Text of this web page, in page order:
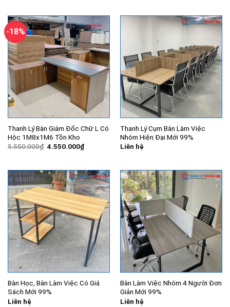
-18%
Thanh Lý Bàn Giám Đốc Chữ L Có
Hộc 1M8x1M6 Tồn Kho
5.550.000₫ Giá
4.550.000₫Giá
hiện
4.550.000₫.
Thanh Lý Cụm Bàn Làm Việc
Nhóm Hiện Đại Mới 99%
Liên hệ
Bàn Học, Bàn Làm Việc Có Giá
Sách Mới 99%
Liên hệ
Bàn Làm Việc Nhóm 4 Người Đơn
Giản Mới 99%
Liên hệ